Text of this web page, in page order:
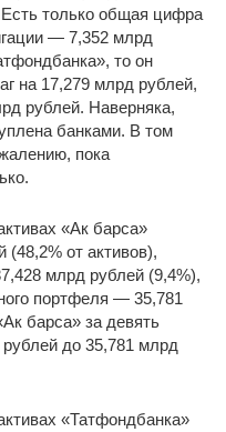
только общая цифра
— 7,352 млрд
то он
на 17,279 млрд рублей,
рублей. Наверняка,
банками. В том
пока
«Ак барса»
от активов),
млрд рублей (9,4%),
портфеля — 35,781
барса» за девять
до 35,781 млрд
«Татфондбанка»